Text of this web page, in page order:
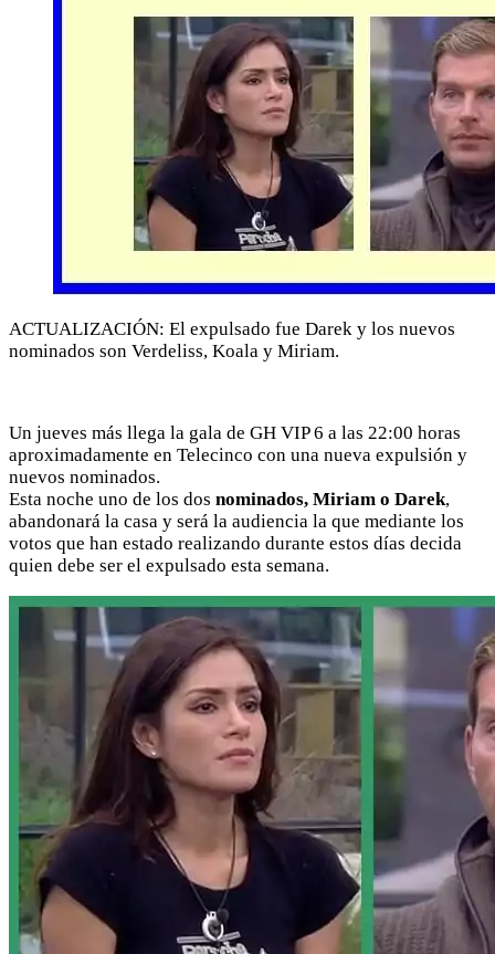
ACTUALIZACIÓN: El expulsado fue Darek y los nuevos
nominados son Verdeliss, Koala y Miriam.
Un jueves más llega la gala de GH VIP 6 a las 22:00 horas
aproximadamente en Telecinco con una nueva expulsión y
nuevos nominados.
Esta noche uno de los dos nominados, Miriam o Darek,
abandonará la casa y será la audiencia la que mediante los
votos que han estado realizando durante estos días decida
quien debe ser el expulsado esta semana.